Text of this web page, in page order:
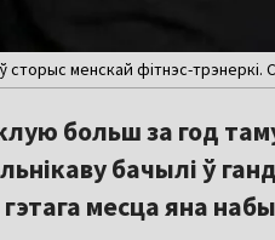
сторыс менскай фітнэс-
больш за год
бачылі ў
месца яна